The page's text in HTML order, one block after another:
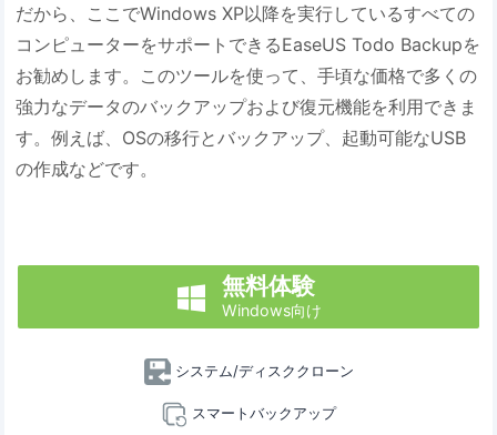
だから、ここでWindows XP以降を実行しているすべての
コンピューターをサポートできるEaseUS Todo Backupを
お勧めします。このツールを使って、手頃な価格で多くの
強力なデータのバックアップおよび復元機能を利用できま
す。例えば、OSの移行とバックアップ、起動可能なUSB
の作成などです。
 無料体験
Windows向け
システム/ディスククローン
スマートバックアップ